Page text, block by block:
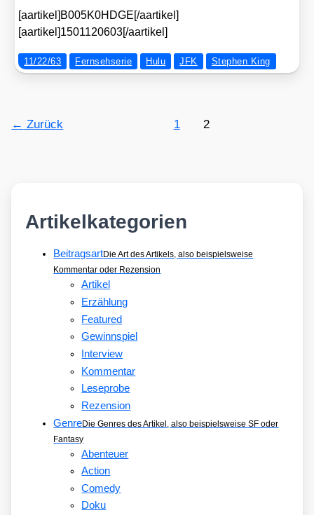
[aartikel]B005K0HDGE[/aartikel]
[aartikel]1501120603[/aartikel]
11/22/63 Fernsehserie Hulu JFK Stephen King
← Zurück 1 2
Artikelkategorien
BeitragsartDie Art des Artikels, also beispielsweise
Kommentar oder Rezension
Artikel
Erzählung
Featured
Gewinnspiel
Interview
Kommentar
Leseprobe
Rezension
GenreDie Genres des Artikel, also beispielsweise SF oder
Fantasy
Abenteuer
Action
Comedy
Doku